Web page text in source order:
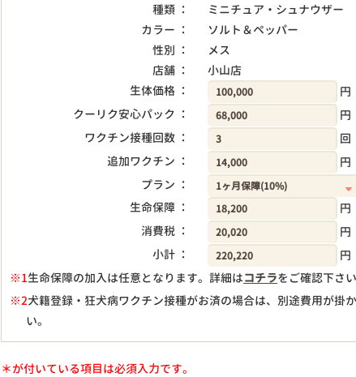
種類 ：
ミニチュア・シュナウザー
カラー ：
ソルト＆ペッパー
性別 ：
メス
店舗 ：
小山店
生体価格 ：
円
クーリク安心パック ：
円
ワクチン接種回数 ：
回
追加ワクチン ：
円
プラン ：
生命保障 ：
円
消費税 ：
円
小計 ：
円
※1生命保障の加入は任意となります。詳細はコチラをご確認下さい
※2犬籍登録・狂犬病ワクチン接種がお済の場合は、別途費用が掛
い。
＊が付いている項目は必須入力です。